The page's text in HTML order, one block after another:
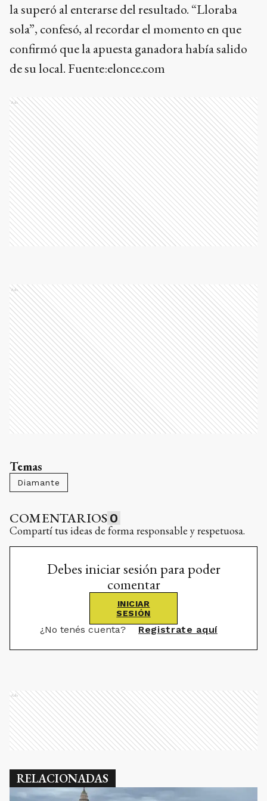
la superó al enterarse del resultado. “Lloraba
sola”, confesó, al recordar el momento en que
confirmó que la apuesta ganadora había salido
de su local. Fuente:elonce.com
Ads
Ads
Temas
Diamante
COMENTARIOS 0
Compartí tus ideas de forma responsable y respetuosa.
Debes iniciar sesión para poder
comentar
INICIAR
SESIÓN
¿No tenés cuenta? Registrate aquí
Ads
RELACIONADAS